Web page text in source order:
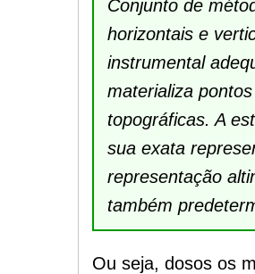
Conjunto de
horizontais e
instrumental
materializa
topográficas. A
sua exata
representação
também
Ou seja, dosos os